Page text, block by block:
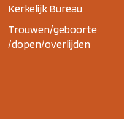
Kerkelijk Bureau
Trouwen/geboorte
/dopen/overlijden